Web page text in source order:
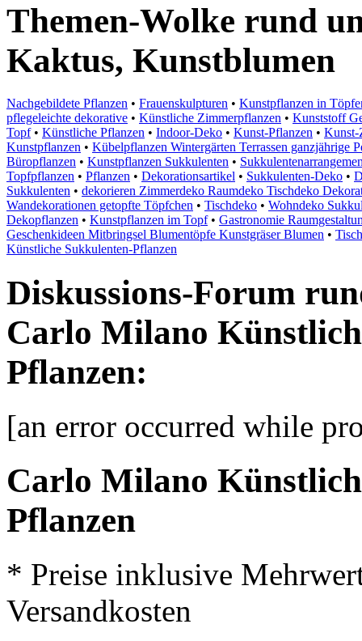
Themen-Wolke rund
Kaktus, Kunstblumen
Nachgebildete Pflanzen • Frauenskulpturen • Kunstpflanzen in
pflegeleichte dekorative • Künstliche Zimmerpflanzen • Kunststoff
Topf• Künstliche Pflanzen • Indoor-Deko • Kunst-Pflanzen • Kunst-
Kunstpflanzen • Kübelpflanzen Wintergärten Terrassen ganzjährige
Büropflanzen • Kunstpflanzen Sukkulenten •
Topfpflanzen • Pflanzen • Dekorationsartikel • Sukkulenten-Deko •
Sukkulenten • dekorieren Zimmerdeko Raumdeko Tischdeko
Wandekorationen getopfte Töpfchen • Tischdeko • Wohndeko
Dekopflanzen • Kunstpflanzen im Topf• Gastronomie
Geschenkideen Mitbringsel Blumentöpfe Kunstgräser Blumen •
Künstliche Sukkulenten-Pflanzen
Diskussions-Forum
Carlo Milano
Pflanzen:
[an error occurred while
Carlo Milano
Pflanzen
* Preise inklusive
Versandkosten